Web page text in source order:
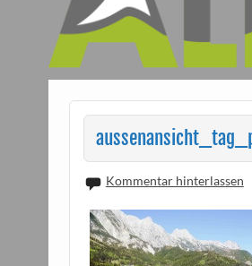
Kommentar hinterlassen